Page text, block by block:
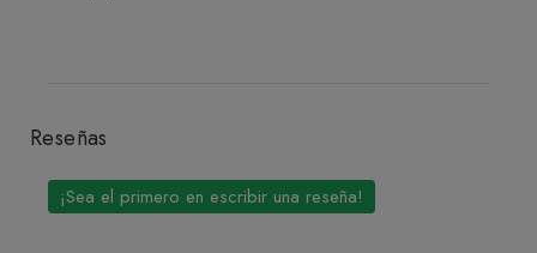
Reseñas
¡Sea el primero en escribir una reseña!